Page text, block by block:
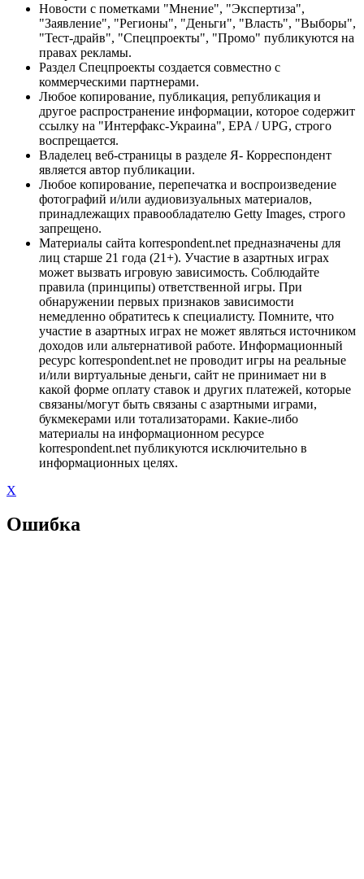
Новости с пометками "Мнение", "Экспертиза",
"Заявление", "Регионы", "Деньги", "Власть", "Выборы",
"Тест-драйв", "Спецпроекты", "Промо" публикуются на
правах рекламы.
Раздел Спецпроекты создается совместно с
коммерческими партнерами.
Любое копирование, публикация, републикация и
другое распространение информации, которое содержит
ссылку на "Интерфакс-Украина", EPA / UPG, строго
воспрещается.
Владелец веб-страницы в разделе Я- Корреспондент
является автор публикации.
Любое копирование, перепечатка и воспроизведение
фотографий и/или аудиовизуальных материалов,
принадлежащих правообладателю Getty Images, строго
запрещено.
Материалы сайта korrespondent.net предназначены для
лиц старше 21 года (21+). Участие в азартных играх
может вызвать игровую зависимость. Соблюдайте
правила (принципы) ответственной игры. При
обнаружении первых признаков зависимости
немедленно обратитесь к специалисту. Помните, что
участие в азартных играх не может являться источником
доходов или альтернативой работе. Информационный
ресурс korrespondent.net не проводит игры на реальные
и/или виртуальные деньги, сайт не принимает ни в
какой форме оплату ставок и других платежей, которые
связаны/могут быть связаны с азартными играми,
букмекерами или тотализаторами. Какие-либо
материалы на информационном ресурсе
korrespondent.net публикуются исключительно в
информационных целях.
X
Ошибка